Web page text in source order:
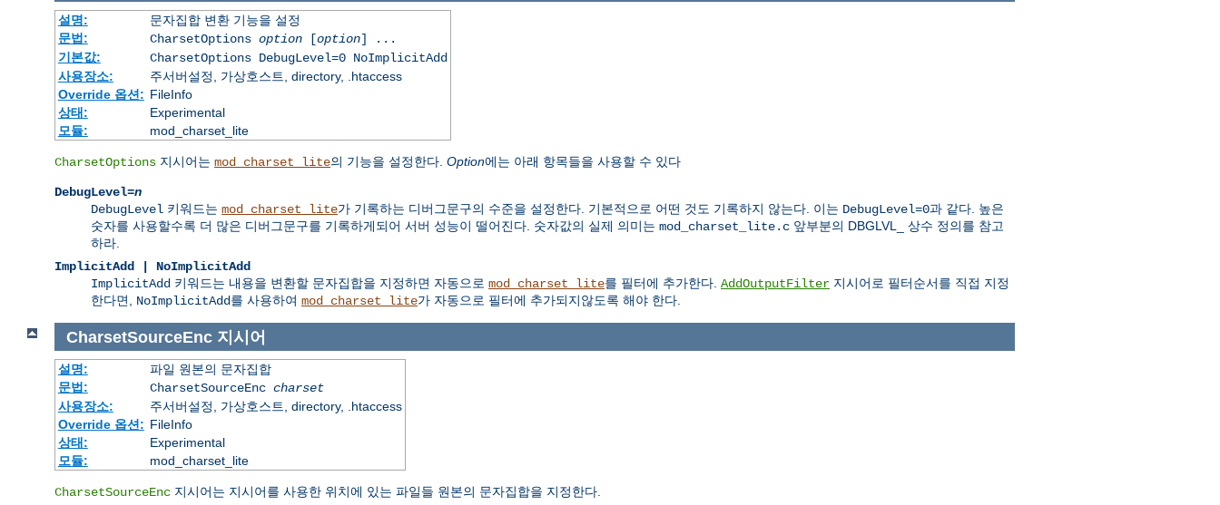
설명:
문자집합 변환 기능을 설정
문법:
CharsetOptions option[option] ...
기본값:
CharsetOptions DebugLevel=0 NoImplicitAdd
사용장소:
주서버설정, 가상호스트, directory, .htaccess
Override 옵션: FileInfo
상태:
Experimental
모듈:
mod_charset_lite
CharsetOptions 지시어는 mod_charset_lite의 기능을 설정한다. Option에는 아래 항목들을 사용할 수 있다
DebugLevel=n
DebugLevel 키워드는 mod_charset_lite가 기록하는 디버그문구의 수준을 설정한다. 기본적으로 어떤 것도 기록하지 않는다. 이는 DebugLevel=0과 같다. 높은
숫자를 사용할수록 더 많은 디버그문구를 기록하게되어 서버 성능이 떨어진다. 숫자값의 실제 의미는 mod_charset_lite.c 앞부분의 DBGLVL_ 상수 정의를 참고
하라.
ImplicitAdd | NoImplicitAdd
ImplicitAdd 키워드는 내용을 변환할 문자집합을 지정하면 자동으로 mod_charset_lite를 필터에 추가한다. AddOutputFilter 지시어로 필터순서를 직접 지정
한다면, NoImplicitAdd를 사용하여 mod_charset_lite가 자동으로 필터에 추가되지않도록 해야 한다.
CharsetSourceEnc 지시어
설명:
파일 원본의 문자집합
문법:
CharsetSourceEnc charset
사용장소:
주서버설정, 가상호스트, directory, .htaccess
Override 옵션: FileInfo
상태:
Experimental
모듈:
mod_charset_lite
CharsetSourceEnc 지시어는 지시어를 사용한 위치에 있는 파일들 원본의 문자집합을 지정한다.